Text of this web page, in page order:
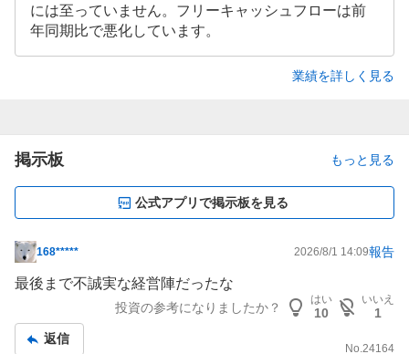
には至っていません。フリーキャッシュフローは前
年同期比で悪化しています。
業績を詳しく見る
掲示板 もっと見る
公式アプリで掲示板を見る
掲
示
記
事
168***** 2026/8/1 14:09報告
最後まで不誠実な経営陣だったな
投資の参考になりましたか？
はい
10
いいえ
1
返信
No. 24164